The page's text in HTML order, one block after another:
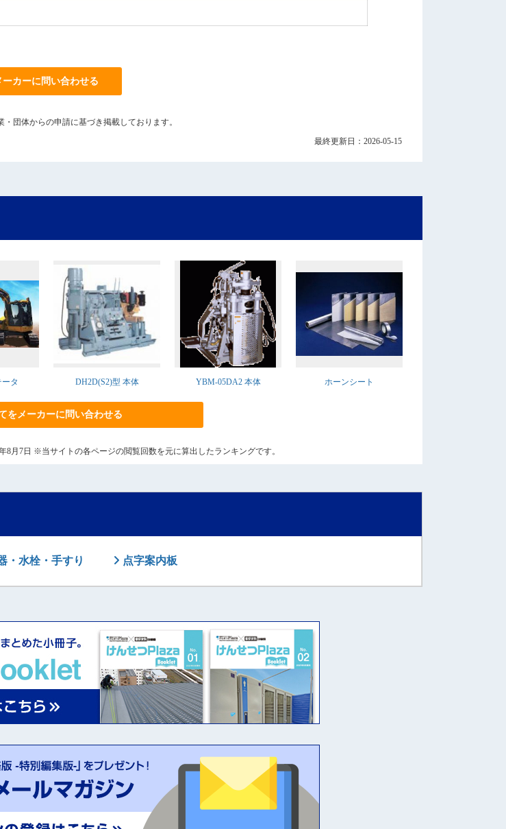
ーカーに問い合わせる
団体からの申請に基づき掲載しております。
最終更新日：2026-05-15
タ DH2D(S2)型 本体 YBM-05DA2 本体 ホーンシート
をメーカーに問い合わせる
8月7日 ※当サイトの各ページの閲覧回数を元に算出したランキングです。
・水栓・手すり 点字案内板